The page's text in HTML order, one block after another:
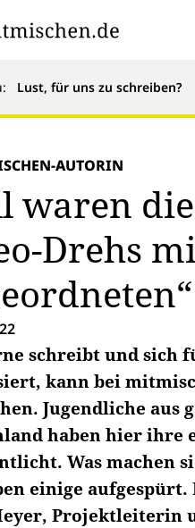
Lust, für uns zu schreiben?
AUTORIN
waren die
Drehs
schreibt und sich
kann bei
Jugendliche aus
haben hier ihre
Was machen
einige aufgespürt.
Projektleiterin